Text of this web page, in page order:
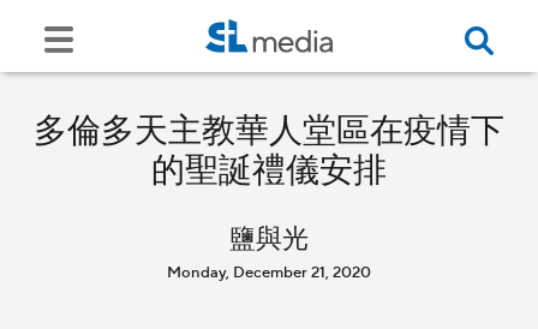
多倫多天主教華人堂區在疫情下
的聖誕禮儀安排
鹽與光
Monday, December 21, 2020